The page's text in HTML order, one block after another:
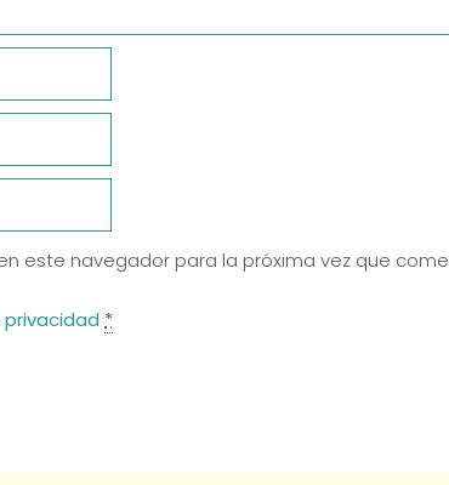
este navegador para la próxima vez que
*